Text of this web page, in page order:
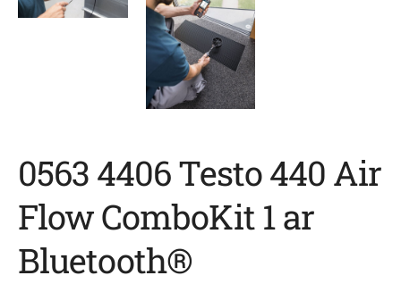
0563 4406 Testo 440 Air
Flow ComboKit 1 ar
Bluetooth®